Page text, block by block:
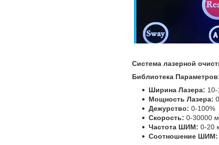
Система лазерной
Библиотека
Ширина Лазера:
Мощность Лазера:
Дежурство: 0-100%
Скорость: 0-30000
Частота ШИМ: 0-20
Соотношение ШИМ: